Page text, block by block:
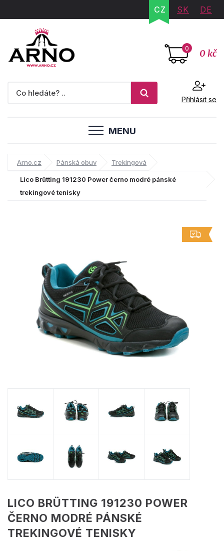
CZ SK DE
0 0 kč
Přihlásit se
MENU
Arno.cz Pánská obuv Trekingová
Lico Brütting 191230 Power černo modré pánské
trekingové tenisky
LICO BRÜTTING 191230 POWER
ČERNO MODRÉ PÁNSKÉ
TREKINGOVÉ TENISKY